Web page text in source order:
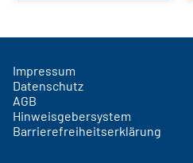
Impressum
Datenschutz
AGB
Hinweisgebersystem
Barrierefreiheitserklärung